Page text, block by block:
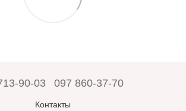
90-03 097 860-37-70
Контакты